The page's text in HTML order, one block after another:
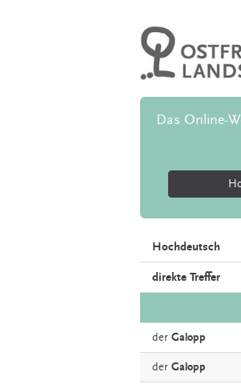
Das Online-
Hochdeutsch
direkte Treffer
der Galopp
der Galopp